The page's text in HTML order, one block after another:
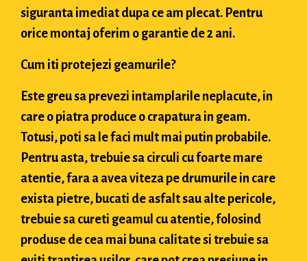
siguranta imediat dupa ce am plecat. Pentru
orice montaj oferim o garantie de 2 ani.
Cum iti protejezi geamurile?
Este greu sa prevezi intamplarile neplacute, in
care o piatra produce o crapatura in geam.
Totusi, poti sa le faci mult mai putin probabile.
Pentru asta, trebuie sa circuli cu foarte mare
atentie, fara a avea viteza pe drumurile in care
exista pietre, bucati de asfalt sau alte pericole,
trebuie sa cureti geamul cu atentie, folosind
produse de cea mai buna calitate si trebuie sa